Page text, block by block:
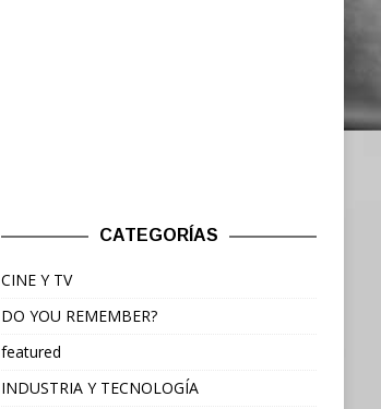
CATEGORÍAS
CINE Y TV
DO YOU REMEMBER?
featured
INDUSTRIA Y TECNOLOGÍA